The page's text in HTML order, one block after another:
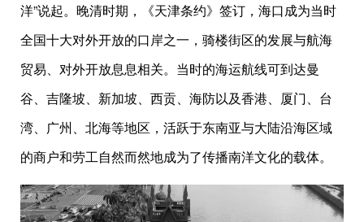
洋”说起。晚清时期，《天津条约》签订，海口成为当时
全国十大对外开放的口岸之一，骑楼街区的发展与航海
贸易、对外开放息息相关。当时的海运航线可到达曼
谷、吉隆坡、新加坡、西贡、海防以及香港、厦门、台
湾、广州、北海等地区，活跃于东南亚与大陆沿海区域
的商户和劳工自然而然地成为了传播南洋文化的载体。